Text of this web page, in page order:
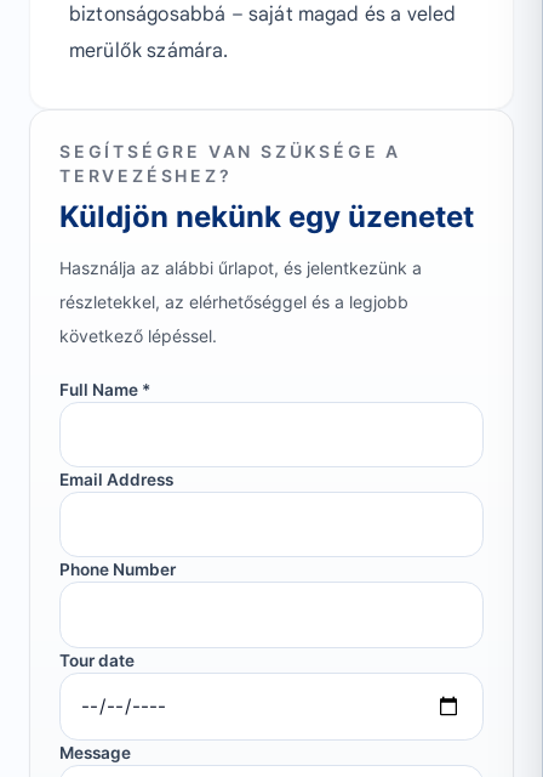
biztonságosabbá – saját magad és a veled
merülők számára.
SEGÍTSÉGRE VAN SZÜKSÉGE A
TERVEZÉSHEZ?
Küldjön nekünk egy üzenetet
Használja az alábbi űrlapot, és jelentkezünk a
részletekkel, az elérhetőséggel és a legjobb
következő lépéssel.
Full Name *
Email Address
Phone Number
Tour date
Message